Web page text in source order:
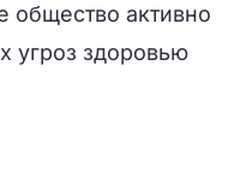
активно
угроз здоровью